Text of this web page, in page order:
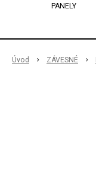
PANELY
Úvod ZÁVESNÉ